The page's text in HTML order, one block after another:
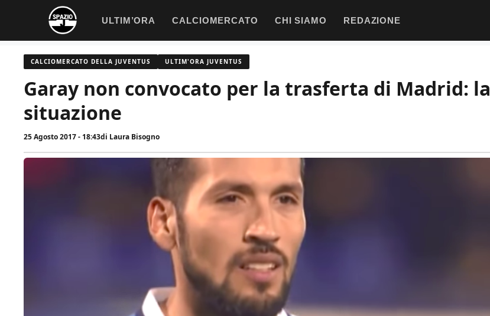
contenuto
ULTIM’ORA CALCIOMERCATO CHI SIAMO REDAZIONE
CALCIOMERCATO DELLA JUVENTUS ULTIM'ORA JUVENTUS
Garay non convocato per la trasferta di Madrid: la
situazione
25 Agosto 2017 - 18:43di Laura Bisogno